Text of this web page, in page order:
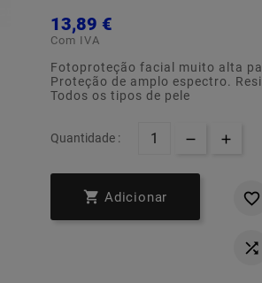
13,89 €
Com IVA
Fotoproteção facial muito alta
Proteção de amplo espectro.
Todos os tipos de pele
Quantidade :
 Adicionar 
